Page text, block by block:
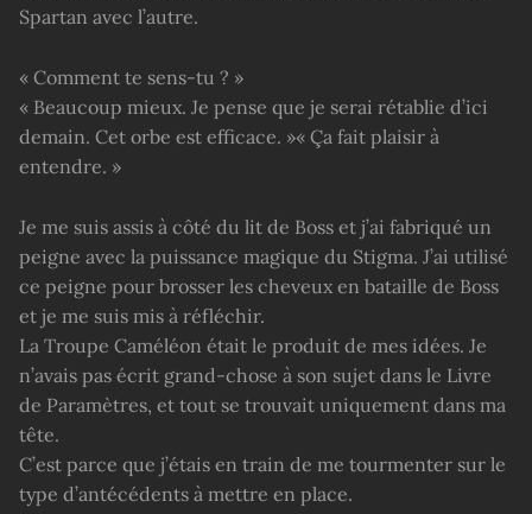
Spartan avec l’autre.
« Comment te sens-tu ? »
« Beaucoup mieux. Je pense que je serai rétablie d’ici
demain. Cet orbe est efficace. »« Ça fait plaisir à
entendre. »
Je me suis assis à côté du lit de Boss et j’ai fabriqué un
peigne avec la puissance magique du Stigma. J’ai utilisé
ce peigne pour brosser les cheveux en bataille de Boss
et je me suis mis à réfléchir.
La Troupe Caméléon était le produit de mes idées. Je
n’avais pas écrit grand-chose à son sujet dans le Livre
de Paramètres, et tout se trouvait uniquement dans ma
tête.
C’est parce que j’étais en train de me tourmenter sur le
type d’antécédents à mettre en place.